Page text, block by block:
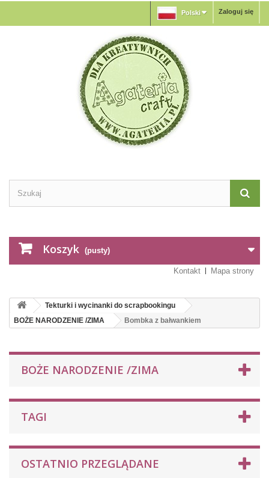
Zaloguj się
Polski
Koszyk (pusty)
Kontakt Mapa strony
Tekturki i wycinanki do scrapbookingu
BOŻE NARODZENIE /ZIMA
Bombka z bałwankiem
BOŻE NARODZENIE /ZIMA
TAGI
OSTATNIO PRZEGLĄDANE